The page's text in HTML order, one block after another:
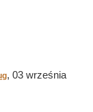
, 03 września